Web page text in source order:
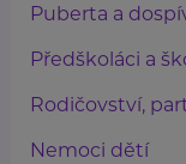
Puberta a
Předškoláci a
Rodičovství,
Nemoci dětí